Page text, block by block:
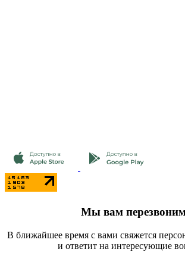
Мы вам
В ближайшее время с вами свяжется
и ответит на интересующие